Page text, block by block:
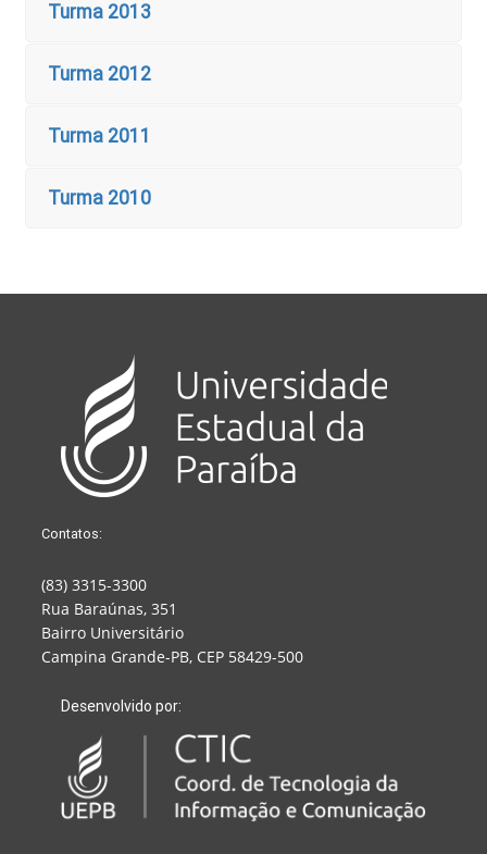
Turma 2013
Turma 2012
Turma 2011
Turma 2010
Contatos:
(83) 3315-3300
Rua Baraúnas, 351
Bairro Universitário
Campina Grande-PB, CEP 58429-500
Desenvolvido por: